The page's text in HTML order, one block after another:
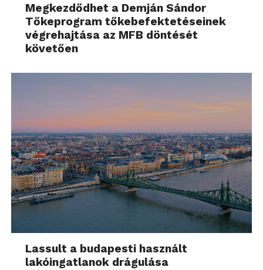
Megkezdődhet a Demján Sándor
Tőkeprogram tőkebefektetéseinek
végrehajtása az MFB döntését
követően
Lassult a budapesti használt
lakóingatlanok drágulása